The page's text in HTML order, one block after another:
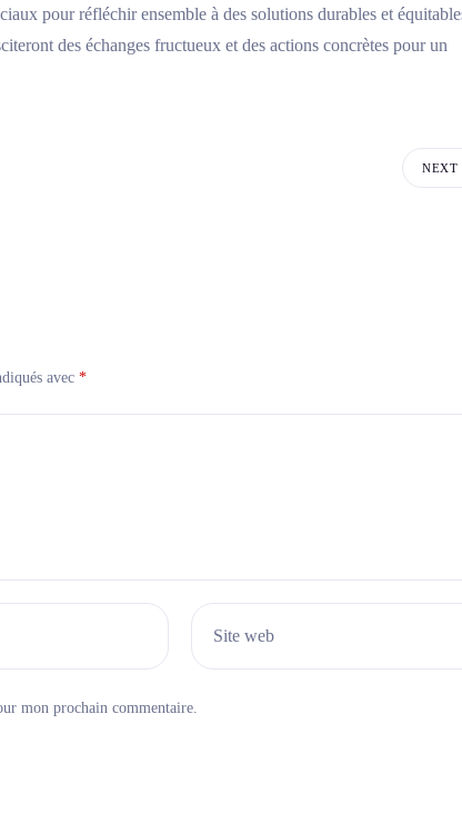
pour réfléchir ensemble à des solutions durables et
des échanges fructueux et des actions concrètes pour un
NEXT
avec *
Site web
mon prochain commentaire.